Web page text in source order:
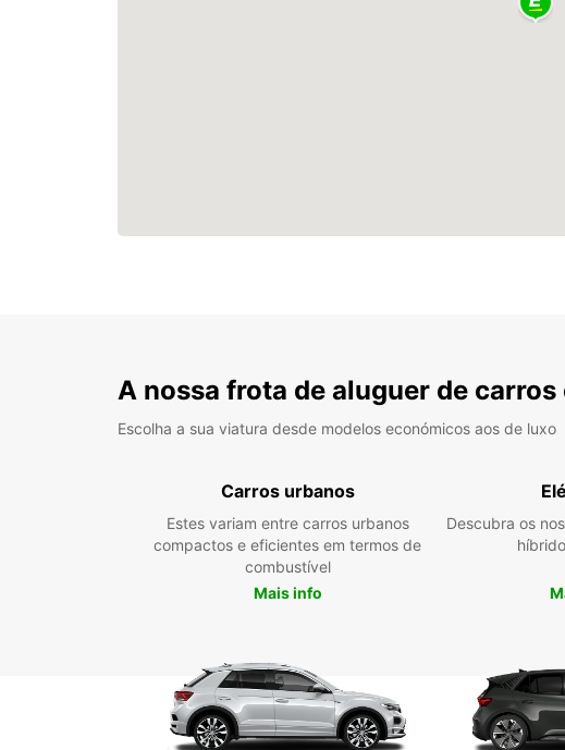
A nossa frota de aluguer de
Escolha a sua viatura desde modelos económicos aos de luxo
Carros urbanos
Estes variam entre carros urbanos
compactos e eficientes em termos de
combustível
Mais info
Descubra os